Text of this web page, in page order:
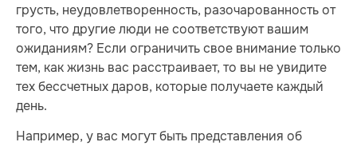
грусть, неудовлетворенность, разочарованность от
того, что другие люди не соответствуют вашим
ожиданиям? Если ограничить свое внимание только
тем, как жизнь вас расстраивает, то вы не увидите
тех бессчетных даров, которые получаете каждый
день.
Например, у вас могут быть представления об